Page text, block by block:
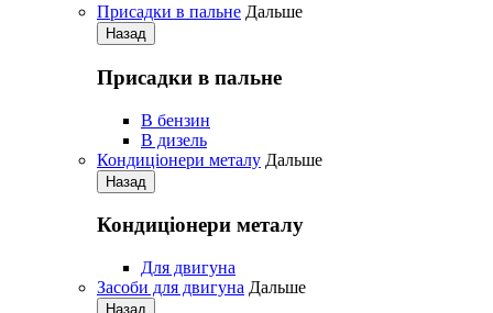
Присадки в пальне Дальше
Назад
Присадки в пальне
В бензин
В дизель
Кондиціонери металу Дальше
Назад
Кондиціонери металу
Для двигуна
Засоби для двигуна Дальше
Назад